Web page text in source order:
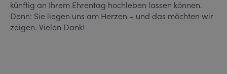
künftig an Ihrem Ehrentag hochleben lassen können.
Denn: Sie liegen uns am Herzen – und das möchten wir
zeigen. Vielen Dank!